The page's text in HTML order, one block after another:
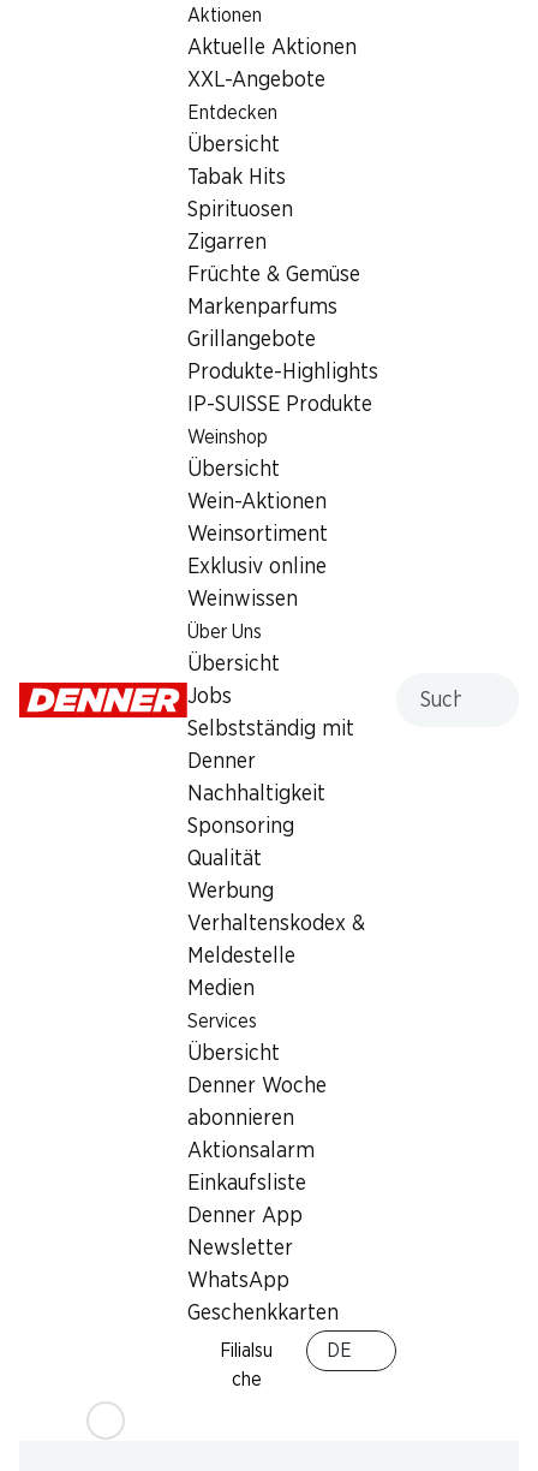
Aktionen
Aktuelle Aktionen
XXL-Angebote
Entdecken
Übersicht
Tabak Hits
Spirituosen
Zigarren
Früchte & Gemüse
Markenparfums
Grillangebote
Produkte-Highlights
IP-SUISSE Produkte
Weinshop
Übersicht
Wein-Aktionen
Weinsortiment
Exklusiv online
Weinwissen
Über Uns
Übersicht
Jobs
Selbstständig mit
Denner
Nachhaltigkeit
Sponsoring
Qualität
Werbung
Verhaltenskodex &
Meldestelle
Medien
Services
Übersicht
Denner Woche
abonnieren
Aktionsalarm
Einkaufsliste
Denner App
Newsletter
WhatsApp
Geschenkkarten
Filialsu
che
DE
Filialsuche
Denner Filiale Route d'Avenches 22, 1585 Salavaux
1585 Salavaux
Route d'Avenches 22, 1585 Salavaux
Öffnungszeiten
Mittwoch
Bargeldbezug mit Post - / M-Card